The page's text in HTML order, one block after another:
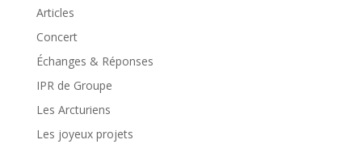
Articles
Concert
Échanges & Réponses
IPR de Groupe
Les Arcturiens
Les joyeux projets